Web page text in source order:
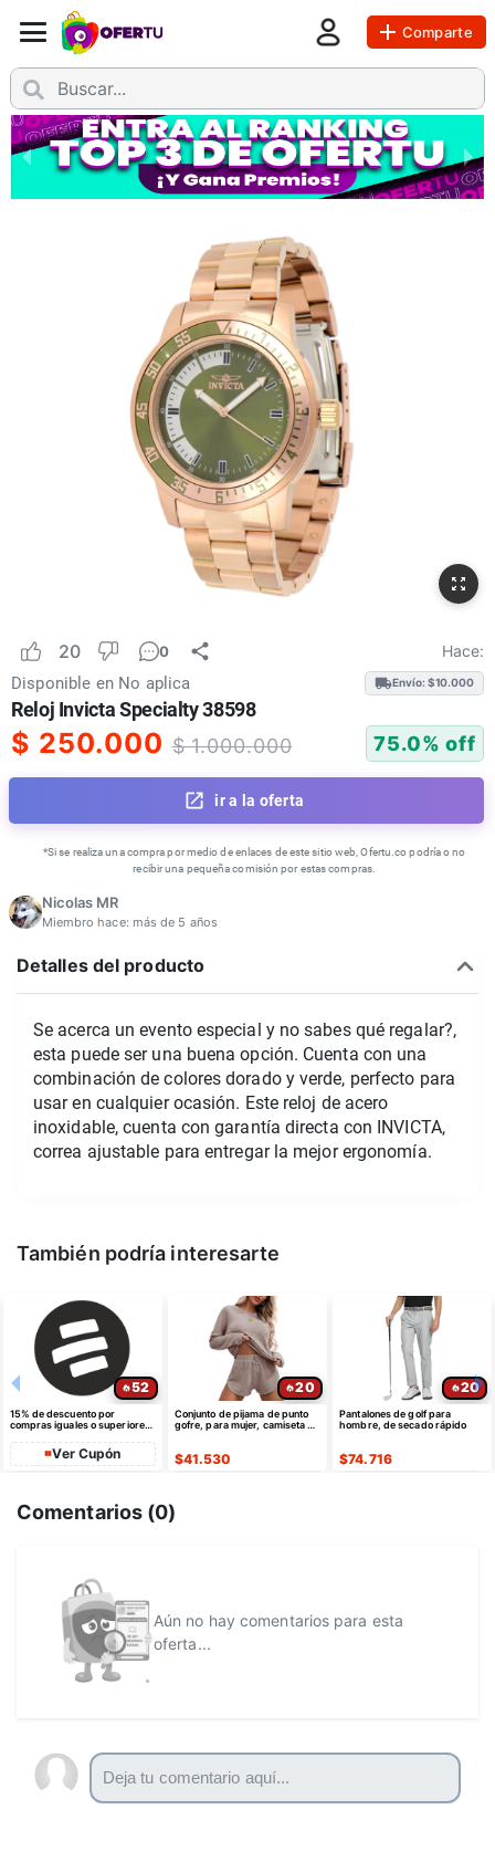
Comparte
20 0 Hace:
Disponible en No aplica Envío: $10.000
Reloj Invicta Specialty 38598
$ 250.000 $1.000.000 75.0% off
ir a la oferta
*Si se realiza una compra por medio de enlaces de este sitio web, Ofertu.co podría o no
recibir una pequeña comisión por estas compras.
Nicolas MR
Miembro hace: más de 5 años
Detalles del producto
Se acerca un evento especial y no sabes qué regalar?,
esta puede ser una buena opción. Cuenta con una
combinación de colores dorado y verde, perfecto para
usar en cualquier ocasión. Este reloj de acero
inoxidable, cuenta con garantía directa con INVICTA,
correa ajustable para entregar la mejor ergonomía.
También podría interesarte
52
15% de descuento por
compras iguales o superiores
de dto
Ver Cupón
20
Conjunto de pijama de punto
gofre, para mujer, camiseta de
41.530
20
Pantalones de golf para
hombre, de secado rápido
$74.716
Comentarios (0)
Aún no hay comentarios para esta
oferta...